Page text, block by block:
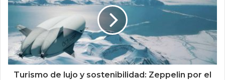
Turismo de lujo y sostenibilidad: Zeppelin por el